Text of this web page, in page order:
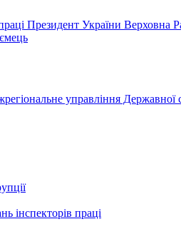
Президент України Верховна
управління Державної
інспекторів праці